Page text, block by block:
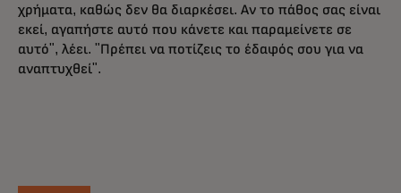
χρήματα, καθώς δεν θα διαρκέσει. Αν το πάθος σας είναι
εκεί, αγαπήστε αυτό που κάνετε και παραμείνετε σε
αυτό", λέει. "Πρέπει να ποτίζεις το έδαφός σου για να
αναπτυχθεί".